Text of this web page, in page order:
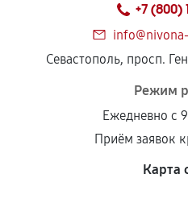
+7 (800)
Севастополь, просп.
Режим
Ежедневно с
Приём заявок
Карта